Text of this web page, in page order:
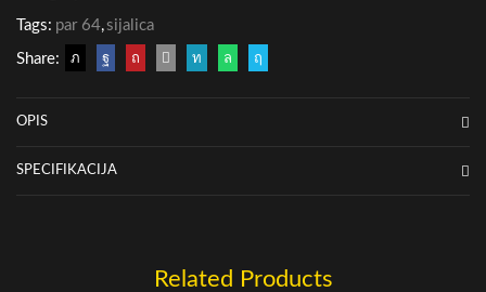
Tags: par 64,sijalica
Share:
OPIS
SPECIFIKACIJA
Related Products